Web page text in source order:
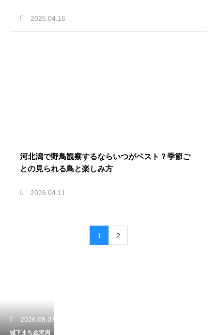
2026.04.16
河北潟で野鳥観察するならいつがベスト？季節ご
との見られる鳥と楽しみ方
2026.04.11
1 2
2026.08.07
城下まち金沢周